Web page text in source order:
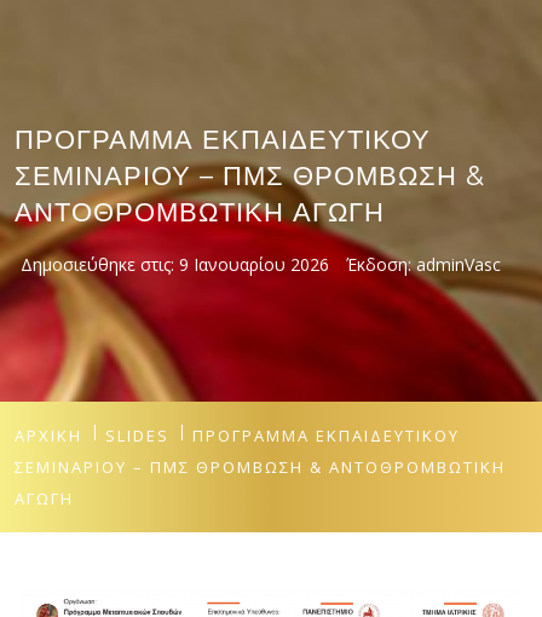
ΠΡΟΓΡΑΜΜΑ ΕΚΠΑΙΔΕΥΤΙΚΟΥ
ΣΕΜΙΝΑΡΙΟΥ – ΠΜΣ ΘΡΟΜΒΩΣΗ &
ΑΝΤΟΘΡΟΜΒΩΤΙΚΗ ΑΓΩΓΗ
Δημοσιεύθηκε στις: 9 Ιανουαρίου 2026 Έκδοση:adminVasc
ΑΡΧΙΚΉ SLIDES
ΠΡΟΓΡΑΜΜΑ ΕΚΠΑΙΔΕΥΤΙΚΟΥ
ΣΕΜΙΝΑΡΙΟΥ – ΠΜΣ ΘΡΟΜΒΩΣΗ & ΑΝΤΟΘΡΟΜΒΩΤΙΚΗ
ΑΓΩΓΗ